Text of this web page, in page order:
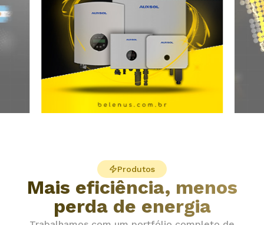
Produtos
Mais eficiência, menos
perda de energia